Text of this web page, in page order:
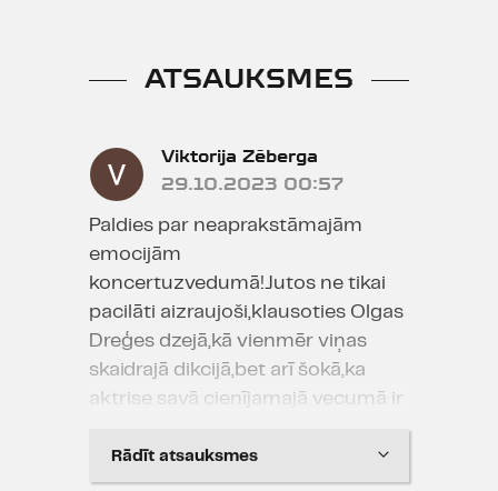
ATSAUKSMES
Viktorija Zēberga
29.10.2023 00:57
Paldies par neaprakstāmajām
emocijām
koncertuzvedumā!Jutos ne tikai
pacilāti aizraujoši,klausoties Olgas
Dreģes dzejā,kā vienmēr viņas
skaidrajā dikcijā,bet arī šokā,ka
aktrise savā cienījamajā vecumā ir
spridzeklis"!Šodien palika kauns,ka
nevarētu savākties un iegaumēt
Rādīt atsauksmes